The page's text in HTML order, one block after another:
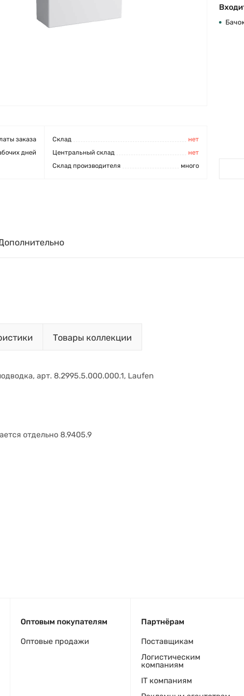
заказа
дней
Cклад
нет
Центральный склад
нет
Склад производителя
много
Товары коллекции
арт. 8.2995.5.000.000.1, Laufen
отдельно 8.9405.9
Оптовым покупателям
Оптовые продажи
Партнёрам
Поставщикам
Логистическим
компаниям
IT компаниям